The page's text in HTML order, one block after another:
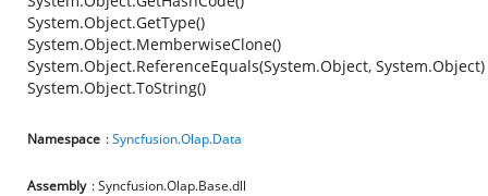
System.Object.GetType()
System.Object.MemberwiseClone()
System.Object.ReferenceEquals(System.Object, System.Object)
System.Object.ToString()
Namespace :Syncfusion.Olap.Data
Assembly : Syncfusion.Olap.Base.dll